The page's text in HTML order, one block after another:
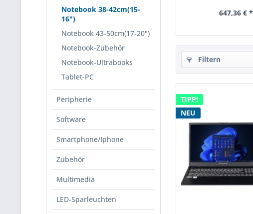
Notebook 38-42cm(15-
16")
Notebook 43-50cm(17-20")
Notebook-Zubehör
Notebook-Ultrabooks
Tablet-PC
Peripherie
Software
Smartphone/Iphone
Zubehör
Multimedia
LED-Sparleuchten
647,36 € *
Filtern
TIPP!
NEU